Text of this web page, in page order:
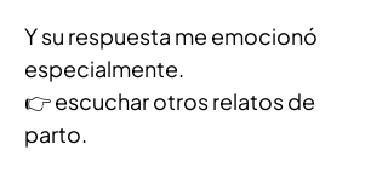
Y su respuesta me emocionó
especialmente.
👉 escuchar otros relatos de
parto.